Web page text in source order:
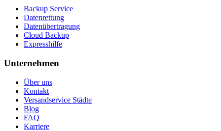
Backup Service
Datenrettung
Datenübertragung
Cloud Backup
Expresshilfe
Unternehmen
Über uns
Kontakt
Versandservice Städte
Blog
FAQ
Karriere